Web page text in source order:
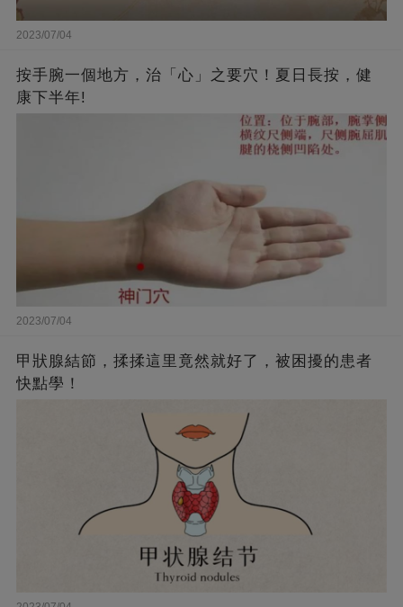
2023/07/04
按手腕一個地方，治「心」之要穴！夏日長按，健
康下半年!
2023/07/04
甲狀腺結節，揉揉這里竟然就好了，被困擾的患者
快點學！